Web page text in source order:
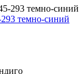
темно-синий